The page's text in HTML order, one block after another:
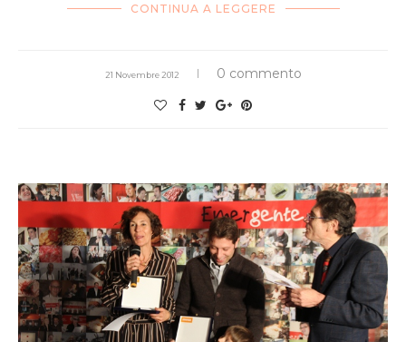
CONTINUA A LEGGERE
21 Novembre 2012 0 commento